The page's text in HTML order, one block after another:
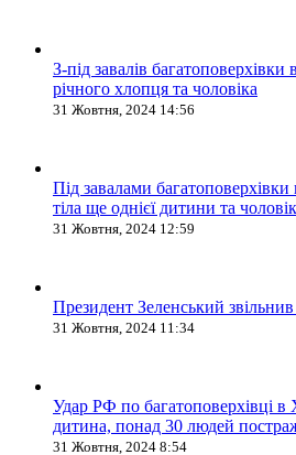
З-під завалів багатоповерхівки
річного хлопця та чоловіка
31 Жовтня, 2024 14:56
Під завалами багатоповерхівки
тіла ще однієї дитини та
31 Жовтня, 2024 12:59
Президент Зеленський
31 Жовтня, 2024 11:34
Удар РФ по багатоповерхівці в
дитина, понад 30 людей
31 Жовтня, 2024 8:54